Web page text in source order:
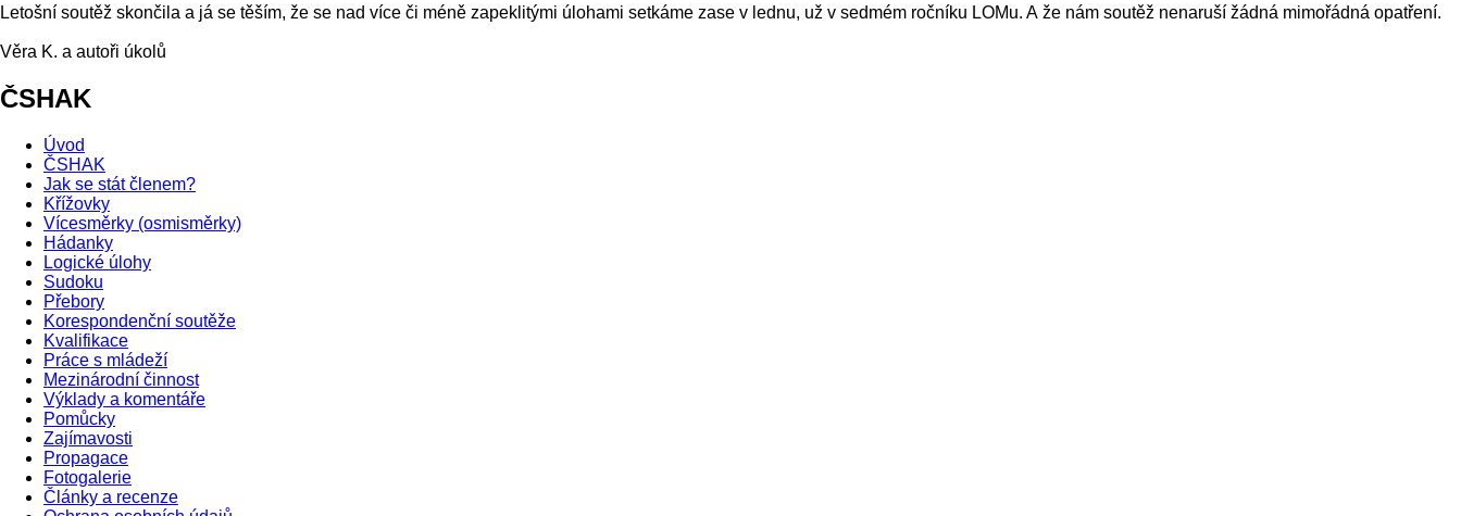
Letošní soutěž skončila a já se těším, že se nad více či méně zapeklitými úlohami setkáme zase v lednu, už v sedmém ročníku LOMu. A že nám soutěž nenaruší žádná mimořádná opatření.
Věra K. a autoři úkolů
ČSHAK
Úvod
ČSHAK
Jak se stát členem?
Křížovky
Vícesměrky (osmisměrky)
Hádanky
Logické úlohy
Sudoku
Přebory
Korespondenční soutěže
Kvalifikace
Práce s mládeží
Mezinárodní činnost
Výklady a komentáře
Pomůcky
Zajímavosti
Propagace
Fotogalerie
Články a recenze